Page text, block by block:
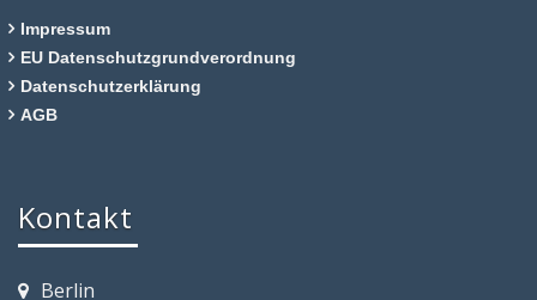
Impressum
EU Datenschutzgrundverordnung
Datenschutzerklärung
AGB
Kontakt
Berlin